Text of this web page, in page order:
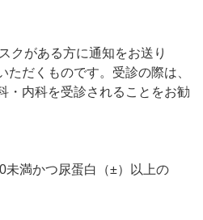
クがある方に通知をお送り
ただくものです。受診の際は、
・内科を受診されることをお勧
未満かつ尿蛋白（±）以上の